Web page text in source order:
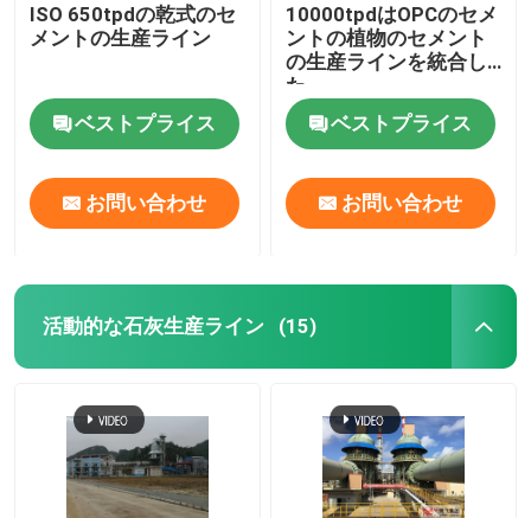
ISO 650tpdの乾式のセ
メントの生産ライン
ベストプライス
お問い合わせ
10000tpdはOPCのセメ
ントの植物のセメント
の生産ラインを統合し
た
ベストプライス
お問い合わせ
活動的な石灰生産ライン (15)